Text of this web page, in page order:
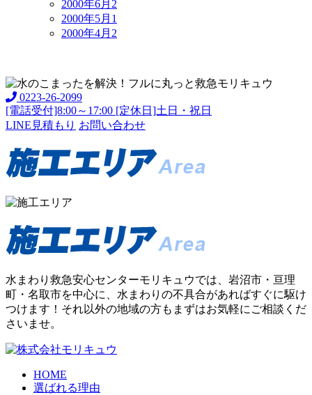
2000年6月 2
2000年5月 1
2000年4月 2
0223-26-2099
[電話受付]8:00～17:00 [定休日]土日・祝日
LINE見積もり お問い合わせ
水まわり救急安心センターモリキュウでは、岩沼市・亘理
町・名取市を中心に、水まわりの不具合があればすぐに駆け
つけます！それ以外の地域の方もまずはお気軽にご相談くだ
さいませ。
HOME
選ばれる理由